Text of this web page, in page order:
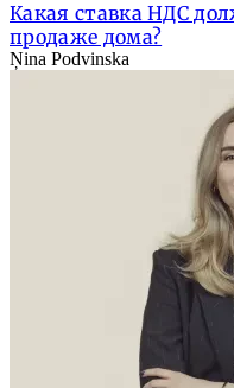
Какая ставка НДС
продаже дома?
Ņina Podvinska